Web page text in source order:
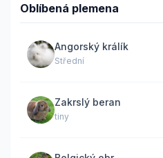
Oblíbená plemena
Angorský králík
Střední
Zakrslý beran
tiny